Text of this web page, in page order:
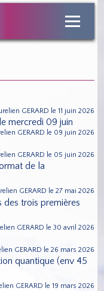
GERARD le 11 juin 2026
mercredi 09 juin
GERARD le 09 juin 2026
GERARD le 05 juin 2026
de la
GERARD le 27 mai 2026
des trois premières
GERARD le 30 avril 2026
GERARD le 26 mars 2026
quantique (env 45
GERARD le 19 mars 2026